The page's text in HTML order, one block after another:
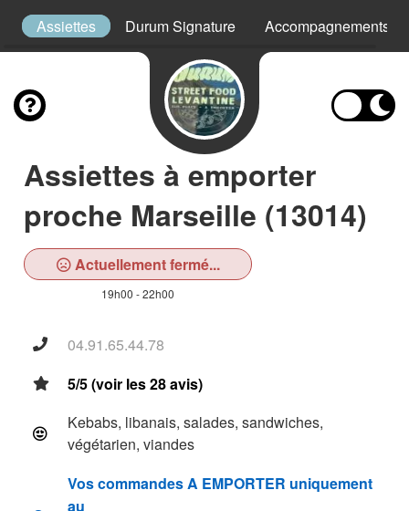
Assiettes Durum Signature Accompagnements
Assiettes à emporter
proche Marseille (13014)
Actuellement fermé...
19h00 - 22h00
04.91.65.44.78
5/5 (voir les 28 avis)
Kebabs, libanais, salades, sandwiches,
végétarien, viandes
Vos commandes A EMPORTER uniquement
au